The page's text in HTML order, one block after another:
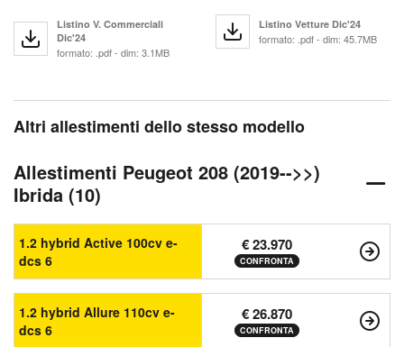
Listino V. Commerciali
Dic'24
formato: .pdf - dim: 3.1MB
Listino Vetture Dic'24
formato: .pdf - dim: 45.7MB
Altri allestimenti dello stesso modello
Allestimenti Peugeot 208 (2019-->>)
Ibrida (10)
1.2 hybrid Active 100cv e-
dcs 6
€ 23.970
CONFRONTA
1.2 hybrid Allure 110cv e-
dcs 6
€ 26.870
CONFRONTA